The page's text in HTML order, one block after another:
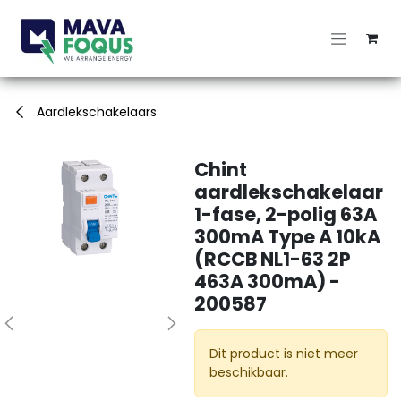
Aardlekschakelaars
Chint
aardlekschakelaar
1-fase, 2-polig 63A
300mA Type A 10kA
(RCCB NL1-63 2P
463A 300mA) -
200587
Dit product is niet meer
beschikbaar.